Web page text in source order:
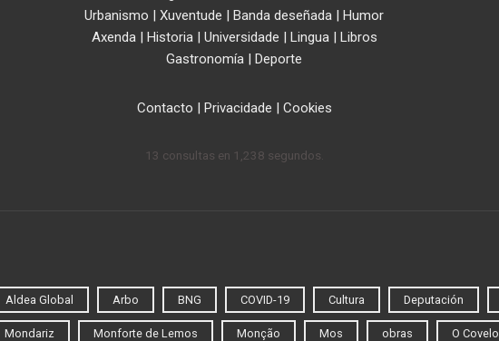
Urbanismo
Xuventude Banda deseñada
Humor
Axenda| Historia| Universidade Lingua|
Libros
Gastronomía
Deporte
Contacto Privacidade Cookies
13 consultas en 1,238 segundos.
Aldea Global Arbo BNG COVID-19 Cultura Deputación
Mondariz Monforte de Lemos Monção Mos obras O Covelo